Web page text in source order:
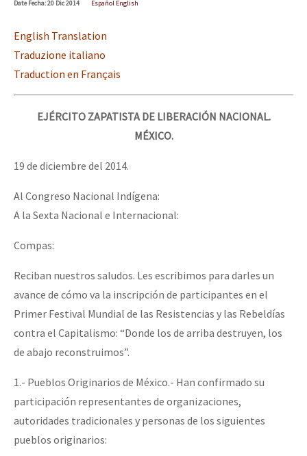
Mundo
EZLN
La Sexta
Megaproyectos
Presos
Mujeres
Niñxs
ETIQUETAS
MULTIMEDIA
Audio
Fotorreportaje
Video
Otras secciones
Semillero Guerra contra la Humanidad. (Las poblaciones y
la naturaleza bajo asedio)
Libros para descargar
Dia 1: Encontro “Guerra contra a Humanidade”
[CDMX – 20 julio] Jornadas globales por la libertad de Jesús
“Sonhando a Terra do Bem Virá” se publica no Estado Espanhol
[25 abr – CDMX] Tokín por el CNI: 30 años de Resistencia y
DateFecha: 20 Dic 2014
Español English
English Translation
Traduzione italiano
Traduction en Français
EJÉRCITO ZAPATISTA DE LIBERACIÓN NACIONAL.
MÉXICO.
19 de diciembre del 2014.
Al Congreso Nacional Indígena:
A la Sexta Nacional e Internacional:
Compas:
Reciban nuestros saludos. Les escribimos para darles un
avance de cómo va la inscripción de participantes en el
Primer Festival Mundial de las Resistencias y las Rebeldías
contra el Capitalismo: “Donde los de arriba destruyen, los
de abajo reconstruimos”.
1.- Pueblos Originarios de México.- Han confirmado su
participación representantes de organizaciones,
autoridades tradicionales y personas de los siguientes
pueblos originarios: